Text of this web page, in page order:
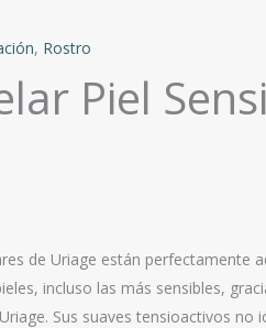
, Rostro
Piel
de Uriage están perfectamente
incluso las más sensibles,
Sus suaves tensioactivos no